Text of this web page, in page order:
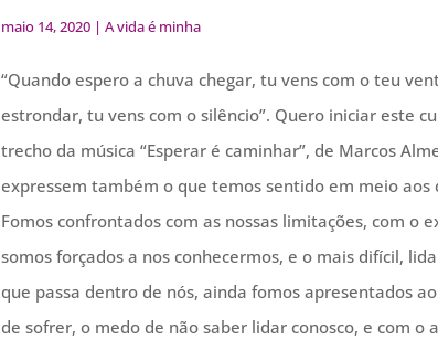
maio 14, 2020 |A vida é minha
“Quando espero a chuva chegar, tu vens com o teu
estrondar, tu vens com o silêncio”. Quero iniciar este
trecho da música “Esperar é caminhar”, de Marcos
expressem também o que temos sentido em meio aos
Fomos confrontados com as nossas limitações, com o
somos forçados a nos conhecermos, e o mais difícil,
que passa dentro de nós, ainda fomos apresentados
de sofrer, o medo de não saber lidar conosco, e com o